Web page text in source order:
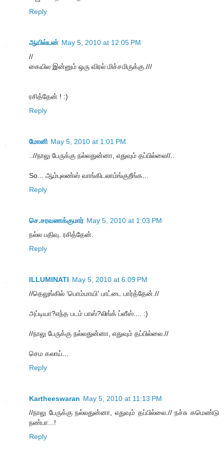
Reply
ஆயில்யன் May 5, 2010 at 12:05 PM
//
கையில இன்னும் ஒரு விரல் மிச்சமிருக்கு.///
ரசித்தேன் ! :)
Reply
மோனி May 5, 2010 at 1:01 PM
..//நாலு பேருக்கு நல்லதுன்னா, எதுவும் தப்பில்லை//..
So... ஆம்புலண்ஸ் வாங்கிடலாம்ங்குறீங்க...
Reply
செ.சரவணக்குமார் May 5, 2010 at 1:03 PM
நல்ல பதிவு. ரசித்தேன்.
Reply
ILLUMINATI May 5, 2010 at 6:09 PM
//தெலுங்கில் ‘பொம்மாயி’ பாட்டை பார்த்தேன்.//
அப்டியா?எந்த படம் பாஸ்?லிங்க் ப்ளீஸ்.... :)
//நாலு பேருக்கு நல்லதுன்னா, எதுவும் தப்பில்லை.//
செம கலாய்...
Reply
Kartheeswaran May 5, 2010 at 11:13 PM
//நாலு பேருக்கு நல்லதுன்னா, எதுவும் தப்பில்லை.// நச்சு கமெண்டு
நண்பா...!
Reply